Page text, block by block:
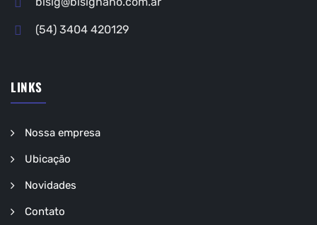
(54) 3404 420129
LINKS
Nossa empresa
Ubicação
Novidades
Contato